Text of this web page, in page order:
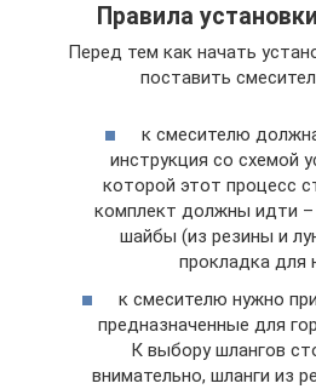
Правила
Перед тем как начать
поставить
к смесителю
инструкция со схемой
которой этот процесс
комплект должны идти –
шайбы (из резины и
прокладка для
к смесителю нужно
предназначенные для
К выбору шлангов
внимательно, шланги из